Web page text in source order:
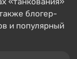
блогер-
и популярный